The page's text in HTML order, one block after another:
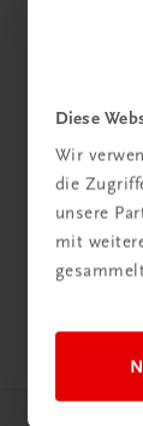
Diese
Wir
die
unsere
mit